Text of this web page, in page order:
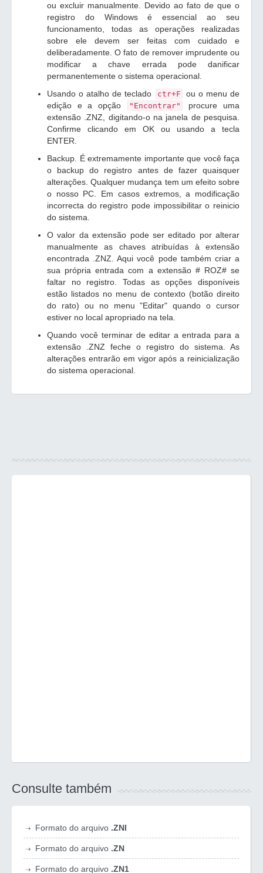
ou excluir manualmente. Devido ao fato de que o
registro do Windows é essencial ao seu
funcionamento, todas as operações realizadas
sobre ele devem ser feitas com cuidado e
deliberadamente. O fato de remover imprudente ou
modificar a chave errada pode danificar
permanentemente o sistema operacional.
Usando o atalho de teclado
ctr+F
ou o menu de
edição e a opção
"Encontrar"
procure uma
extensão .ZNZ, digitando-o na janela de pesquisa.
Confirme clicando em OK ou usando a tecla
ENTER.
Backup. É extremamente importante que você faça
o backup do registro antes de fazer quaisquer
alterações. Qualquer mudança tem um efeito sobre
o nosso PC. Em casos extremos, a modificação
incorrecta do registro pode impossibilitar o reinicio
do sistema.
O valor da extensão pode ser editado por alterar
manualmente as chaves atribuídas à extensão
encontrada .ZNZ. Aqui você pode também criar a
sua própria entrada com a extensão # ROZ# se
faltar no registro. Todas as opções disponíveis
estão listados no menu de contexto (botão direito
do rato) ou no menu "Editar" quando o cursor
estiver no local apropriado na tela.
Quando você terminar de editar a entrada para a
extensão .ZNZ feche o registro do sistema. As
alterações entrarão em vigor após a reinicialização
do sistema operacional.
Consulte também
Formato do arquivo .ZNI
Formato do arquivo .ZN
Formato do arquivo .ZN1